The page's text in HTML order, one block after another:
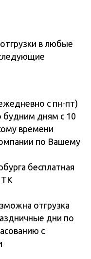
в любые
с пн-пт)
будним дням с 10
времени
по Вашему
бесплатная
ТК
отгрузка
дни по
с